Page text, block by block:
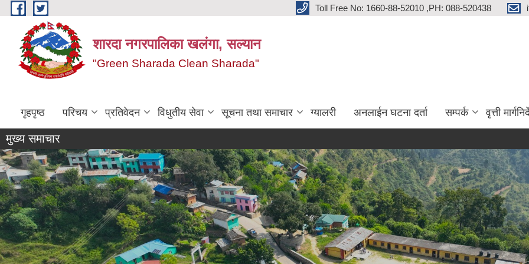
Skip to main content Toll Free No: 1660-88-52010 ,PH: 088-520438
शारदा नगरपालिका खलंगा, सल्यान
"Green Sharada Clean Sharada"
गृहपृष्ठ परिचय प्रतिवेदन विधुतीय सेवा सूचना तथा समाचार ग्यालरी अनलाईन घटना दर्ता सम्पर्क वृत्ती
मुख्य समाचार